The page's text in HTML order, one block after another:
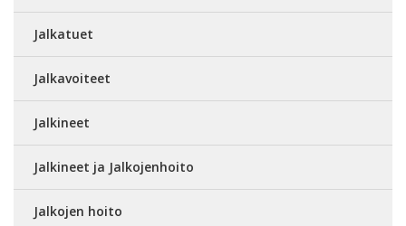
Jalkatuet
Jalkavoiteet
Jalkineet
Jalkineet ja Jalkojenhoito
Jalkojen hoito